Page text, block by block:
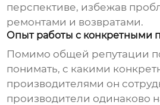
перспективе, избежав
ремонтами и возвратами.
Опыт работы с конкретными
Помимо общей репутации
понимать, с какими
производителями он
производители одинаково